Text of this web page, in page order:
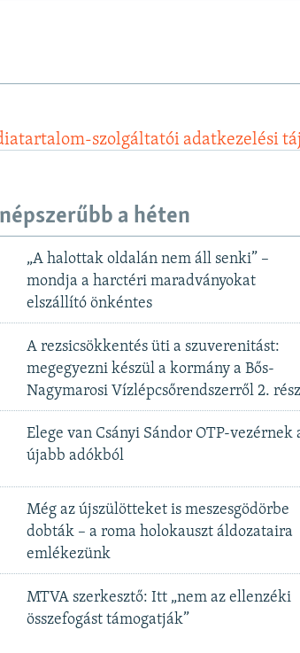
szolgáltatói adatkezelési
a héten
„A halottak oldalán nem áll senki” –
mondja a harctéri maradványokat
elszállító önkéntes
A rezsicsökkentés üti a szuverenitást:
megegyezni készül a kormány a Bős-
Nagymarosi Vízlépcsőrendszerről 2. rész
Elege van Csányi Sándor OTP-vezérnek
újabb adókból
Még az újszülötteket is meszesgödörbe
dobták – a roma holokauszt áldozataira
emlékezünk
MTVA szerkesztő: Itt „nem az ellenzéki
összefogást támogatják”